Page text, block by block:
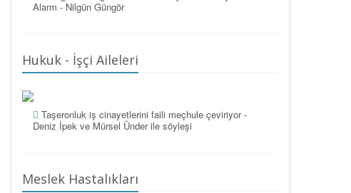
Alarm - Nilgün Güngör
Hukuk - İşçi Aileleri
Taşeronluk iş cinayetlerini faili meçhule çeviriyor -
Deniz İpek ve Mürsel Ünder ile söyleşi
Meslek Hastalıkları